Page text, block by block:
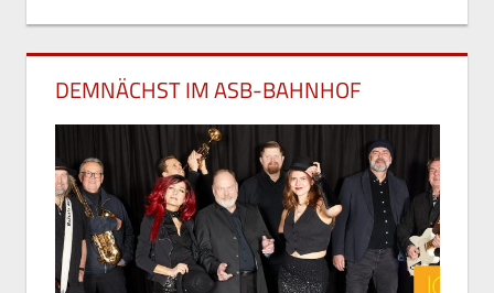
DEMNÄCHST IM ASB-BAHNHOF